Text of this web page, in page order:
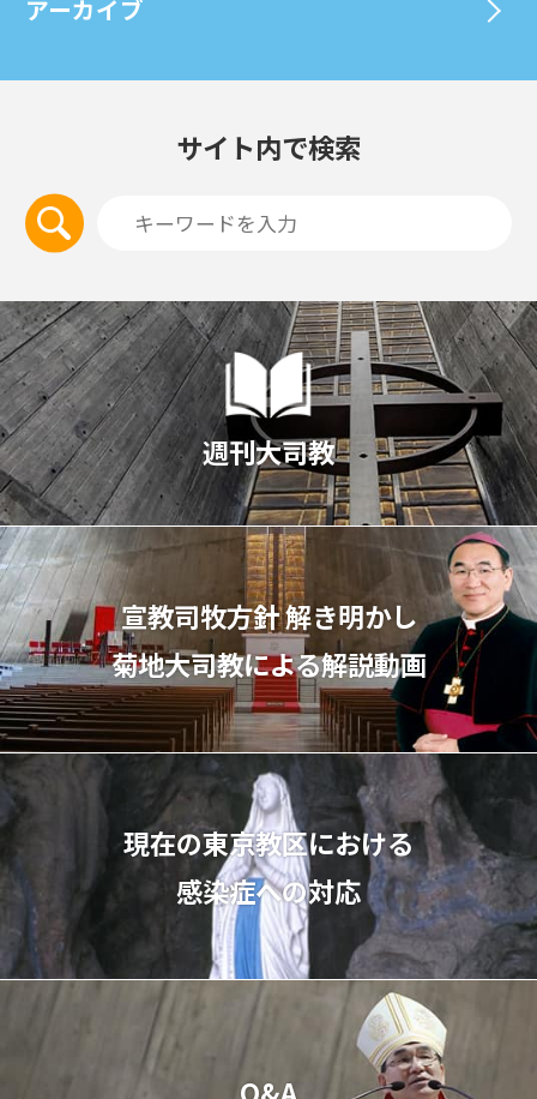
アーカイブ
サイト内で検索
週刊大司教
宣教司牧⽅針 解き明かし
菊地⼤司教による解説動画
現在の東京教区における
感染症への対応